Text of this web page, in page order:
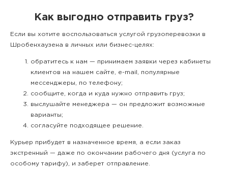
Как выгодно отправить груз?
Если вы хотите воспользоваться услугой грузоперевозки в
Шробенхаузена в личных или бизнес-целях:
обратитесь к нам — принимаем заявки через кабинеты
клиентов на нашем сайте, e-mail, популярные
мессенджеры, по телефону;
сообщите, когда и куда нужно отправить груз;
выслушайте менеджера — он предложит возможные
варианты;
согласуйте подходящее решение.
Курьер прибудет в назначенное время, а если заказ
экстренный — даже по окончании рабочего дня (услуга по
особому тарифу), и заберет отправление.